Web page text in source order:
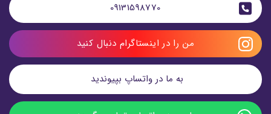
09131598770
من را در اینستاگرام دنبال کنید
به ما در واتساپ بپیوندید